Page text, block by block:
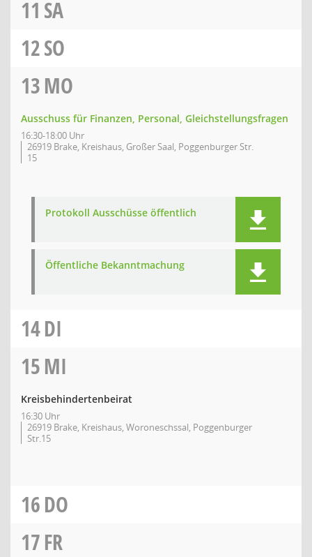
11 SA
12SO
13MO
Ausschuss für Finanzen, Personal, Gleichstellungsfragen
16:30-18:00 Uhr
26919 Brake, Kreishaus, Großer Saal, Poggenburger Str.
15
Protokoll Ausschüsse öffentlich
Öffentliche Bekanntmachung
14DI
15MI
Kreisbehindertenbeirat
16:30 Uhr
26919 Brake, Kreishaus, Woroneschssal, Poggenburger
Str.15
16DO
17FR